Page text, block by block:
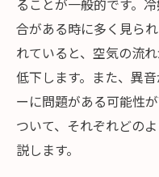
ることが一般的です。
合がある時に多く見ら
れていると、空気の流
低下します。また、異
ーに問題がある可能性
ついて、それぞれどの
説します。